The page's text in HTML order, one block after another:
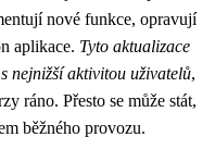
nové funkce, opravují
aplikace. Tyto aktualizace
nejnižší aktivitou uživatelů,
ráno. Přesto se může stát,
běžného provozu.